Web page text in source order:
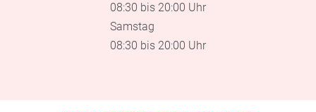
08:30 bis 20:00 Uhr
Samstag
08:30 bis 20:00 Uhr